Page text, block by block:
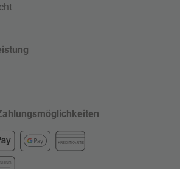
KREDITKARTE